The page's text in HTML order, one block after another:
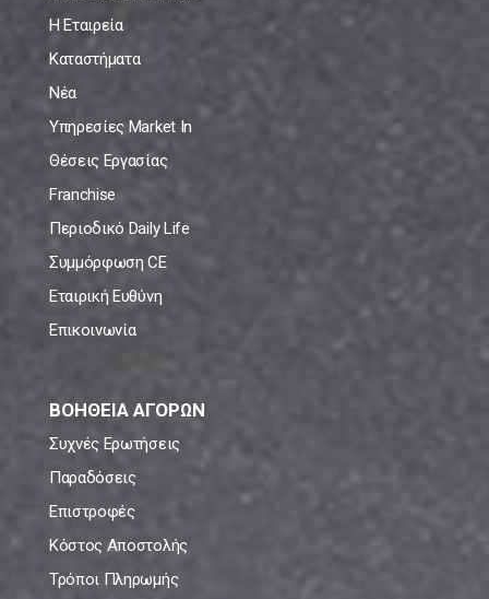
Η Εταιρεία
Καταστήματα
Νέα
Υπηρεσίες Market In
Θέσεις Εργασίας
Franchise
Περιοδικό Daily Life
Συμμόρφωση CE
Εταιρική Ευθύνη
Επικοινωνία
ΒΟΗΘΕΙΑ ΑΓΟΡΩΝ
Συχνές Ερωτήσεις
Παραδόσεις
Επιστροφές
Κόστος Αποστολής
Τρόποι Πληρωμής